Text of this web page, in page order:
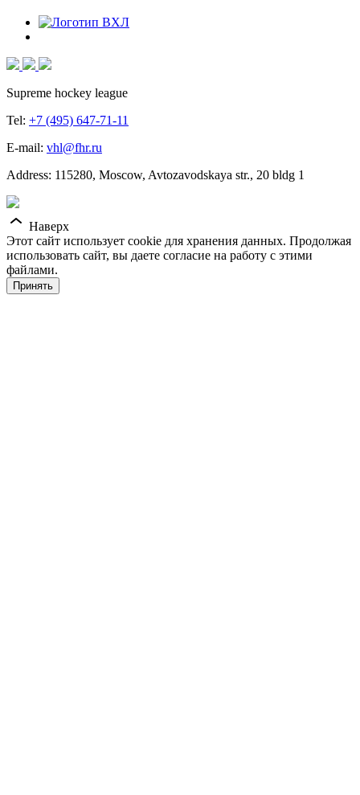
Supreme hockey league
Tel: +7 (495) 647-71-11
E-mail: vhl@fhr.ru
Address: 115280, Moscow, Avtozavodskaya str., 20 bldg 1
Наверх
Этот сайт использует cookie для хранения данных. Продолжая
использовать сайт, вы даете согласие на работу с этими
файлами.
Принять